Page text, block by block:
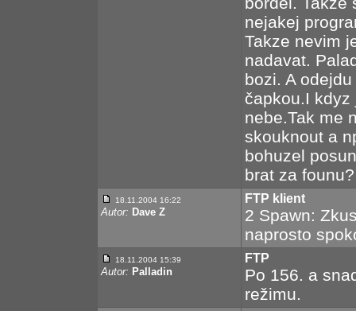
nejakej
Takze nevim
nadavat.
bozi. A
čapkou.I
nebe.Tak me
skouknout a
bohuzel
brat za
18.11.2004 16:22
Autor: Dave Z
FTP klient
2 Spawn:
naprosto
18.11.2004 15:39
Autor: Palladin
FTP
Po 156. a
režimu.